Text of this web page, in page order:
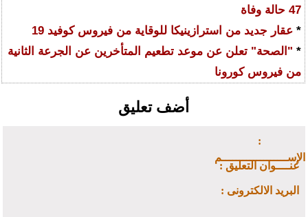
47 حالة وفاة
* عقار جديد من استرازينيكا للوقاية من فيروس كوفيد 19
* "الصحة" تعلن عن موعد تطعيم المتأخرين عن الجرعة الثانية
من فيروس كورونا
أضف تعليق
:
الإســـــــــــــــــــم
: عنــــوان التعليق
: البريد الالكترونى